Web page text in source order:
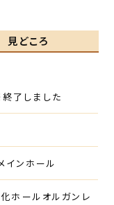
見どころ
了しました
インホール
ホールオルガンレ